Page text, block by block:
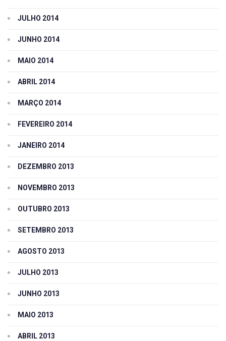
JULHO 2014
JUNHO 2014
MAIO 2014
ABRIL 2014
MARÇO 2014
FEVEREIRO 2014
JANEIRO 2014
DEZEMBRO 2013
NOVEMBRO 2013
OUTUBRO 2013
SETEMBRO 2013
AGOSTO 2013
JULHO 2013
JUNHO 2013
MAIO 2013
ABRIL 2013